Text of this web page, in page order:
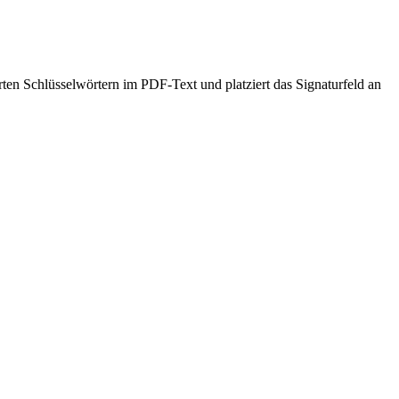
Schlüsselwörtern im PDF-Text und platziert das Signaturfeld an